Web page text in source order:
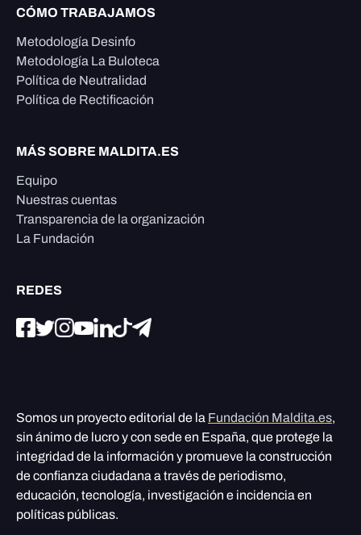
CÓMO TRABAJAMOS
Metodología Desinfo
Metodología La Buloteca
Política de Neutralidad
Política de Rectificación
MÁS SOBRE MALDITA.ES
Equipo
Nuestras cuentas
Transparencia de la organización
La Fundación
REDES
Somos un proyecto editorial de la Fundación Maldita.es,
sin ánimo de lucro y con sede en España, que protege la
integridad de la información y promueve la construcción
de confianza ciudadana a través de periodismo,
educación, tecnología, investigación e incidencia en
políticas públicas.